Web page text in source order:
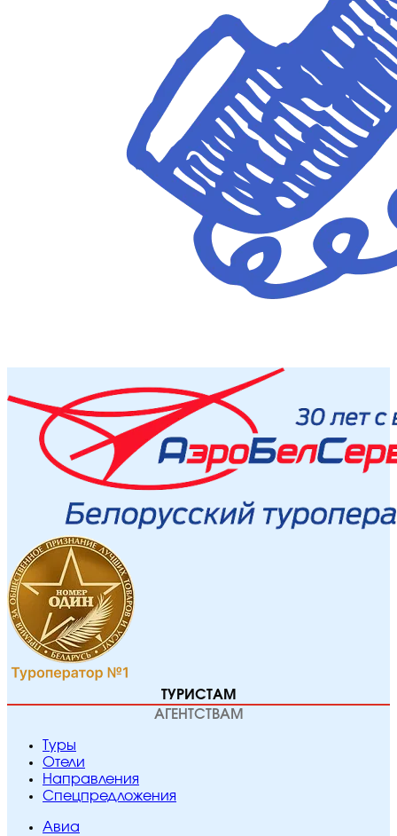
ТУРИСТАМ
АГЕНТСТВАМ
Туры
Отели
Направления
Спецпредложения
Авиа